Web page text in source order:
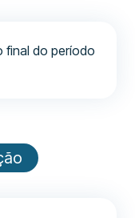
final do período